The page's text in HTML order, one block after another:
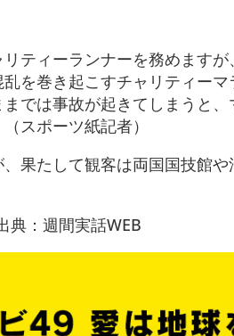
ティーランナーを務めます
を巻き起こすチャリティー
では事故が起きてしまうと
スポーツ紙記者）
果たして観客は両国国技館
典：週間実話WEB